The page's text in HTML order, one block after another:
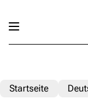
Startseite